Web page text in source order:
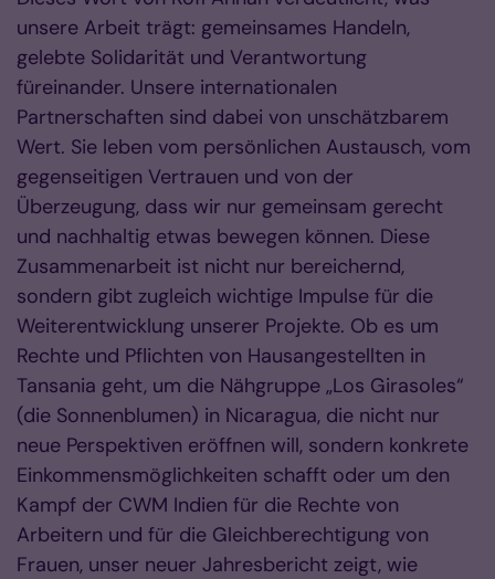
unsere Arbeit trägt: gemeinsames Handeln,
gelebte Solidarität und Verantwortung
füreinander. Unsere internationalen
Partnerschaften sind dabei von unschätzbarem
Wert. Sie leben vom persönlichen Austausch, vom
gegenseitigen Vertrauen und von der
Überzeugung, dass wir nur gemeinsam gerecht
und nachhaltig etwas bewegen können. Diese
Zusammenarbeit ist nicht nur bereichernd,
sondern gibt zugleich wichtige Impulse für die
Weiterentwicklung unserer Projekte. Ob es um
Rechte und Pflichten von Hausangestellten in
Tansania geht, um die Nähgruppe „Los Girasoles“
(die Sonnenblumen) in Nicaragua, die nicht nur
neue Perspektiven eröffnen will, sondern konkrete
Einkommensmöglichkeiten schafft oder um den
Kampf der CWM Indien für die Rechte von
Arbeitern und für die Gleichberechtigung von
Frauen, unser neuer Jahresbericht zeigt, wie